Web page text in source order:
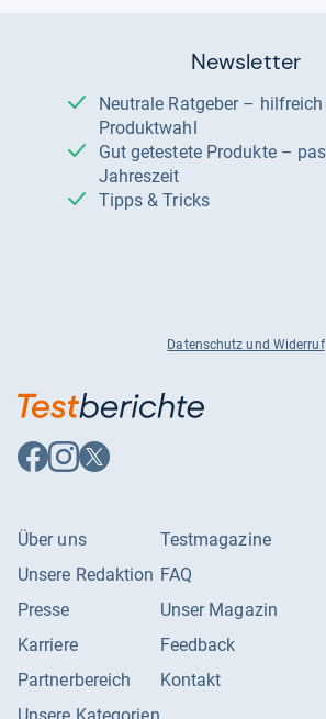
Newsletter
Neutrale Ratgeber – hilfreich für Ihre
Produktwahl
Gut getestete Produkte – passend zur
Jahreszeit
Tipps & Tricks
Datenschutz und Widerruf
Auf
Facebook
Auf
Instagram
Auf
X
Über uns
Unsere Redaktion
Presse
Karriere
Partnerbereich
Testmagazine
FAQ
Unser Magazin
Feedback
Kontakt